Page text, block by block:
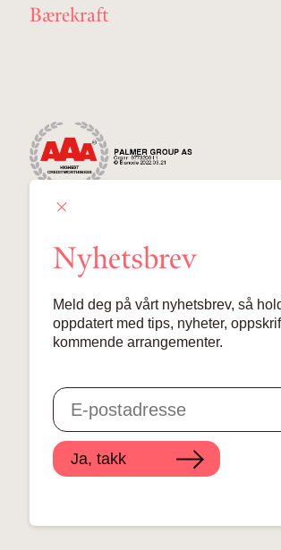
Bærekraft
Lille Grensen 7, 0159 Oslo
© 2024 Palmer Group AS
Nyhetsbrev
Meld deg på vårt nyhetsbrev, så
oppdatert med tips, nyheter,
kommende arrangementer.
Ja, takk